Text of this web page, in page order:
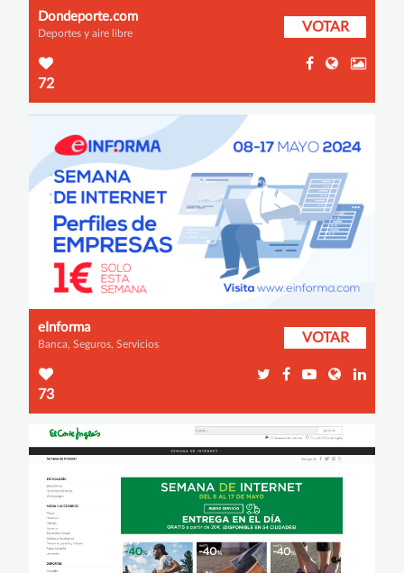
Dondeporte.com
Deportes y aire libre VOTAR
72
eInforma
Banca, Seguros, Servicios VOTAR
73